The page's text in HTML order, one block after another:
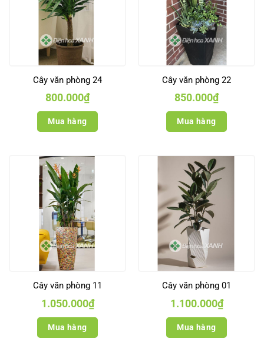
Cây văn phòng 24
800.000₫
Mua hàng
Cây văn phòng 22
850.000₫
Mua hàng
Cây văn phòng 11
1.050.000₫
Mua hàng
Cây văn phòng 01
1.100.000₫
Mua hàng